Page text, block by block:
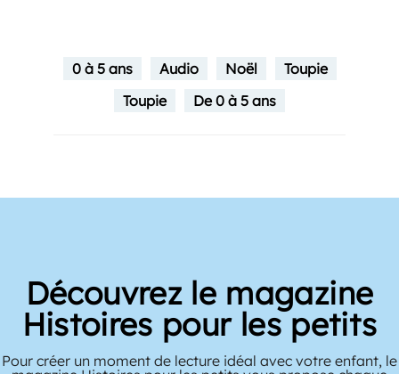
0 à 5 ans Audio Noël
Toupie
Toupie
De 0 à 5 ans
Découvrez le magazine
Histoires pour les petits
Pour créer un moment de lecture idéal avec votre enfant, le